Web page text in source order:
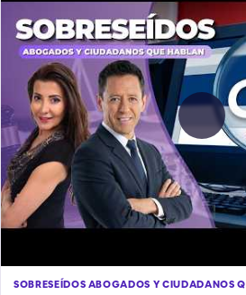
SOBRESEÍDOS ABOGADOS Y CIUDADANOS